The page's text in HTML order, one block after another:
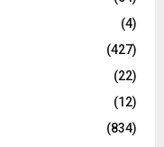
(4)
(427)
(22)
(12)
(834)